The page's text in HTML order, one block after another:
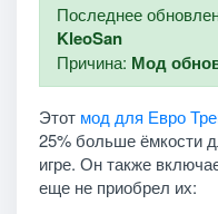
Последнее
KleoSan
Причина: Мод
Этот мод для Евро
25% больше ёмкости
игре. Он также
еще не приобрел их: